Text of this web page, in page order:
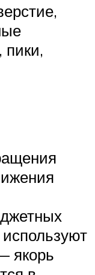
якорь